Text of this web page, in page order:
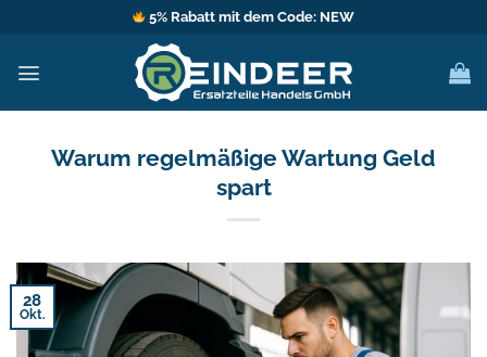
springen
5% Rabatt mit dem Code: NEW
Warum regelmäßige Wartung Geld
spart
28
Okt.